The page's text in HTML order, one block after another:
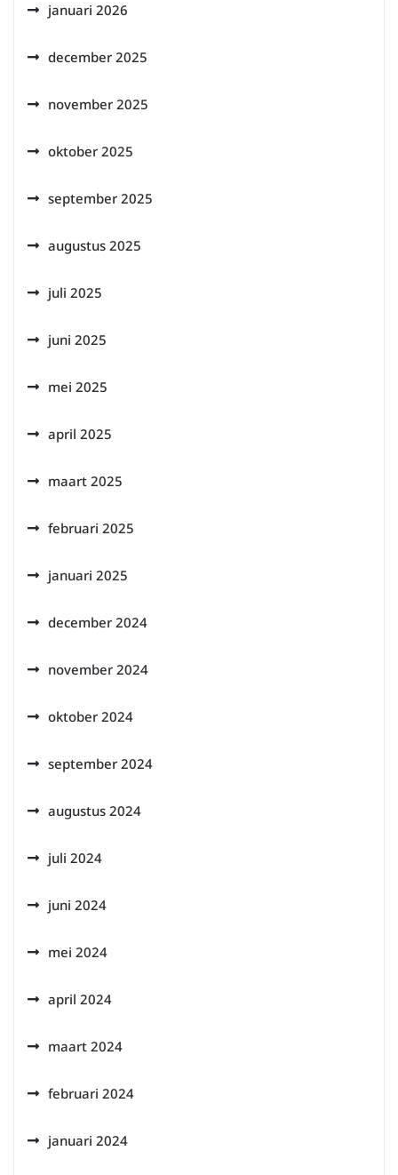
januari 2026
december 2025
november 2025
oktober 2025
september 2025
augustus 2025
juli 2025
juni 2025
mei 2025
april 2025
maart 2025
februari 2025
januari 2025
december 2024
november 2024
oktober 2024
september 2024
augustus 2024
juli 2024
juni 2024
mei 2024
april 2024
maart 2024
februari 2024
januari 2024